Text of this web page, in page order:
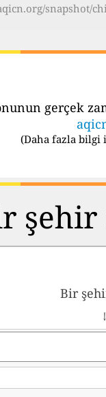
snapshot/
gerçek
(Daha fazla bilgi
Bir